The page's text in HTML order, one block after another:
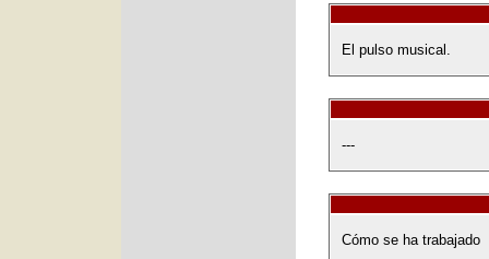
El pulso musical.
---
Cómo se ha trabajado